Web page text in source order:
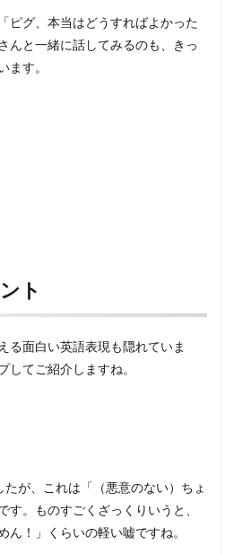
ピグ、本当はどうすればよかった
んと一緒に話してみるのも、きっ
ます。
ト
る面白い英語表現も隠れていま
してご紹介しますね。
が、これは「（悪意のない）ちょ
す。ものすごくざっくりいうと、
ん！」くらいの軽い嘘ですね。